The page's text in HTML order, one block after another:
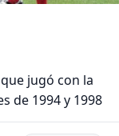
jugó con la
de 1994 y 1998